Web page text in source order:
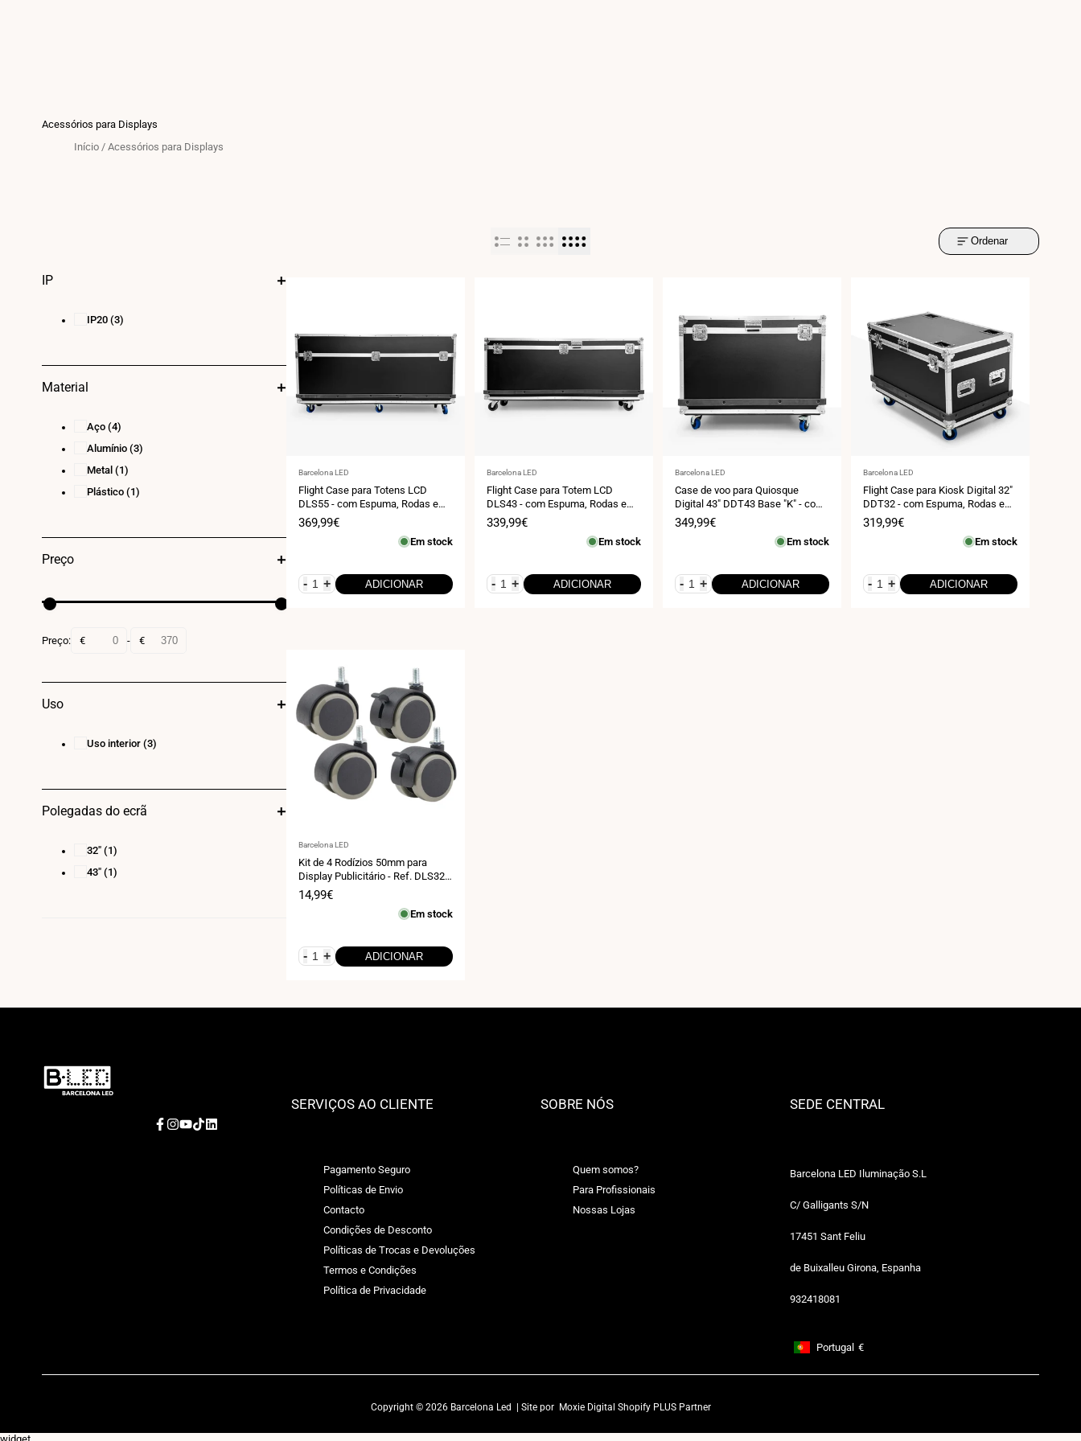
Acessórios para Displays
Início / Acessórios para Displays
Ordenar
Fornecedor:
Barcelona LED
Flight Case para Totens LCD
DLS55 - com Espuma, Rodas e
Alças – Transporte Seguro em
Feiras e Eventos
Preço
369,99€
Em stock
- + ADICIONAR
Fornecedor:
Barcelona LED
Flight Case para Totem LCD
DLS43 - com Espuma, Rodas e
Alças – Transporte Seguro em
Feiras e Eventos
Preço
339,99€
Em stock
- + ADICIONAR
Fornecedor:
Barcelona LED
Case de voo para Quiosque
Digital 43" DDT43 Base "K" - com
espuma, rodas e alças
Preço
349,99€
Em stock
- + ADICIONAR
Fornecedor:
Barcelona LED
Flight Case para Kiosk Digital 32"
DDT32 - com Espuma, Rodas e
Alças - Transporte Seguro em
Feiras e Eventos
Preço
319,99€
Em stock
- + ADICIONAR
Fornecedor:
Barcelona LED
Kit de 4 Rodízios 50mm para
Display Publicitário - Ref. DLS32 /
DLS43 / DLS55
Preço
14,99€
Em stock
- + ADICIONAR
IP
IP20 (3)
Material
Aço (4)
Alumínio (3)
Metal (1)
Plástico (1)
Preço
Preço: € - €
Uso
Uso interior (3)
Polegadas do ecrã
32" (1)
43" (1)
Facebook
Instagram
YouTube
TikTokLinkedIn
SERVIÇOS AO CLIENTE
Pagamento Seguro
Políticas de Envio
Contacto
Condições de Desconto
Políticas de Trocas e Devoluções
Termos e Condições
Política de Privacidade
SOBRE NÓS
Quem somos?
Para Profissionais
Nossas Lojas
SEDE CENTRAL
Barcelona LED Iluminação S.L
C/ Galligants S/N
17451 Sant Feliu
de Buixalleu Girona, Espanha
932418081
Footer: Portugal, €
Portugal €
Copyright © 2026 Barcelona Led | Site por Moxie Digital Shopify PLUS Partner